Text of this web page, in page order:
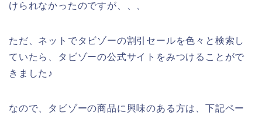
けられなかったのですが、、、
ただ、ネットでタビゾーの割引セールを色々と検索し
ていたら、タビゾーの公式サイトをみつけることがで
きました♪
なので、タビゾーの商品に興味のある方は、下記ペー